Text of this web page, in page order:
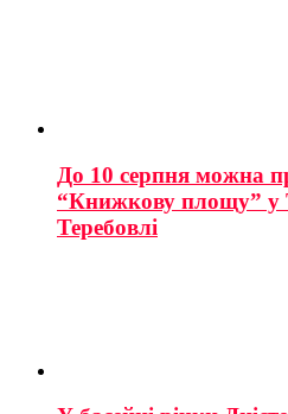
До 10 серпня можна
“Книжкову площу” у
Теребовлі